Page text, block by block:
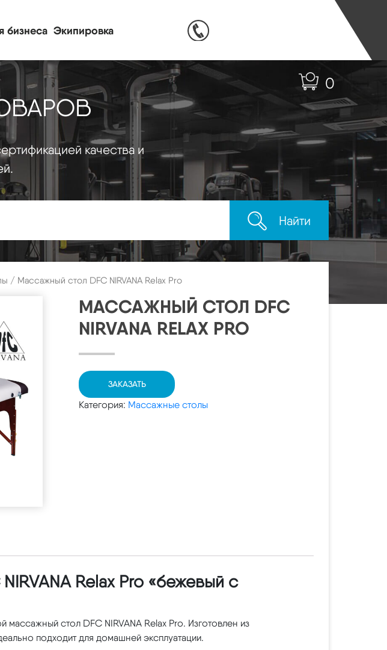
бизнеса Экипировка
0
качества и
Найти
/ Массажный стол DFC NIRVANA Relax Pro
МАССАЖНЫЙ СТОЛ DFC
NIRVANA RELAX PRO
ЗАКАЗАТЬ
Категория: Массажные столы
Relax Pro «бежевый с
стол DFC NIRVANA Relax Pro. Изготовлен из
подходит для домашней эксплуатации.